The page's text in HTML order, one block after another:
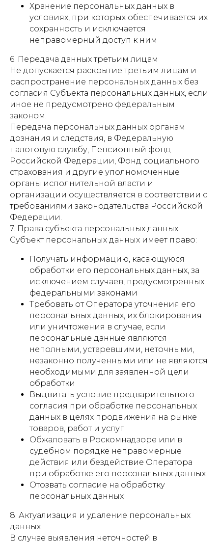
Хранение персональных данных в
условиях, при которых обеспечивается их
сохранность и исключается
неправомерный доступ к ним
6. Передача данных третьим лицам
Не допускается раскрытие третьим лицам и
распространение персональных данных без
согласия Субъекта персональных данных, если
иное не предусмотрено федеральным
законом.
Передача персональных данных органам
дознания и следствия, в Федеральную
налоговую службу, Пенсионный фонд
Российской Федерации, Фонд социального
страхования и другие уполномоченные
органы исполнительной власти и
организации осуществляется в соответствии с
требованиями законодательства Российской
Федерации.
7. Права субъекта персональных данных
Субъект персональных данных имеет право:
Получать информацию, касающуюся
обработки его персональных данных, за
исключением случаев, предусмотренных
федеральными законами
Требовать от Оператора уточнения его
персональных данных, их блокирования
или уничтожения в случае, если
персональные данные являются
неполными, устаревшими, неточными,
незаконно полученными или не являются
необходимыми для заявленной цели
обработки
Выдвигать условие предварительного
согласия при обработке персональных
данных в целях продвижения на рынке
товаров, работ и услуг
Обжаловать в Роскомнадзоре или в
судебном порядке неправомерные
действия или бездействие Оператора
при обработке его персональных данных
Отозвать согласие на обработку
персональных данных
8. Актуализация и удаление персональных
данных
В случае выявления неточностей в